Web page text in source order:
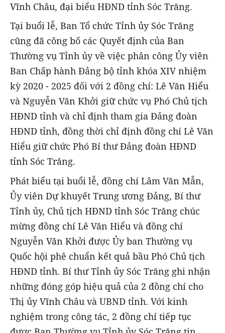
Vĩnh Châu, đại biểu HĐND tỉnh Sóc Trăng.
Tại buổi lễ, Ban Tổ chức Tỉnh ủy Sóc Trăng
cũng đã công bố các Quyết định của Ban
Thường vụ Tỉnh ủy về việc phân công Ủy viên
Ban Chấp hành Đảng bộ tỉnh khóa XIV nhiệm
kỳ 2020 - 2025 đối với 2 đồng chí: Lê Văn Hiểu
và Nguyễn Văn Khởi giữ chức vụ Phó Chủ tịch
HĐND tỉnh và chỉ định tham gia Đảng đoàn
HĐND tỉnh, đồng thời chỉ định đồng chí Lê Văn
Hiểu giữ chức Phó Bí thư Đảng đoàn HĐND
tỉnh Sóc Trăng.
Phát biểu tại buổi lễ, đồng chí Lâm Văn Mẫn,
Ủy viên Dự khuyết Trung ương Đảng, Bí thư
Tỉnh ủy, Chủ tịch HĐND tỉnh Sóc Trăng chúc
mừng đồng chí Lê Văn Hiểu và đồng chí
Nguyễn Văn Khởi được Ủy ban Thường vụ
Quốc hội phê chuẩn kết quả bầu Phó Chủ tịch
HĐND tỉnh. Bí thư Tỉnh ủy Sóc Trăng ghi nhận
những đóng góp hiệu quả của 2 đồng chí cho
Thị ủy Vĩnh Châu và UBND tỉnh. Với kinh
nghiệm trong công tác, 2 đồng chí tiếp tục